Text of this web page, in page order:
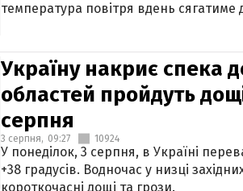
температура повітря вдень сягатиме
Україну накриє спека
областей пройдуть
серпня
3 серпня, 09:27 10924
У понеділок, 3 серпня, в Україні
+38 градусів. Водночас у низці
короткочасні дощі та грози.